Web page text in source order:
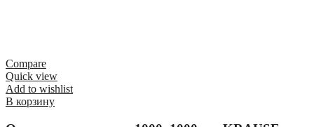
Compare
Quick view
Add to wishlist
В корзину